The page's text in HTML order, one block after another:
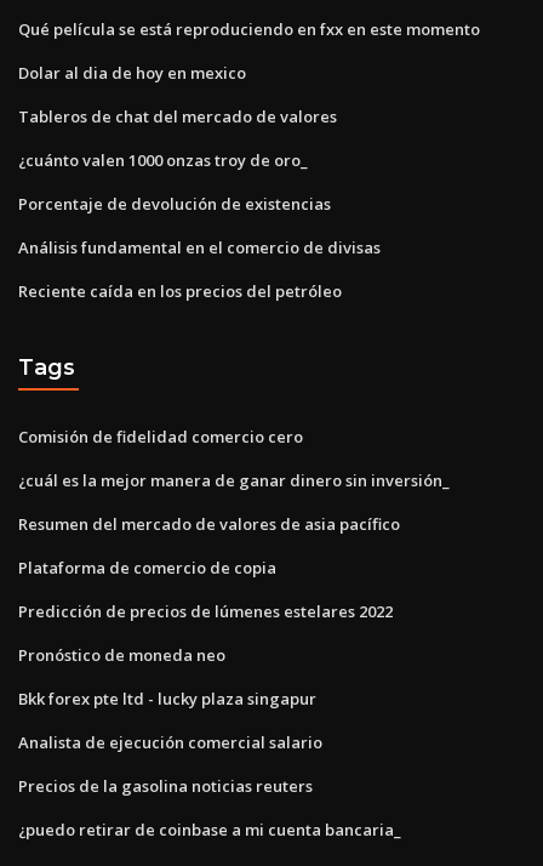
Qué película se está reproduciendo en fxx en este momento
Dolar al dia de hoy en mexico
Tableros de chat del mercado de valores
¿cuánto valen 1000 onzas troy de oro_
Porcentaje de devolución de existencias
Análisis fundamental en el comercio de divisas
Reciente caída en los precios del petróleo
Tags
Comisión de fidelidad comercio cero
¿cuál es la mejor manera de ganar dinero sin inversión_
Resumen del mercado de valores de asia pacífico
Plataforma de comercio de copia
Predicción de precios de lúmenes estelares 2022
Pronóstico de moneda neo
Bkk forex pte ltd - lucky plaza singapur
Analista de ejecución comercial salario
Precios de la gasolina noticias reuters
¿puedo retirar de coinbase a mi cuenta bancaria_